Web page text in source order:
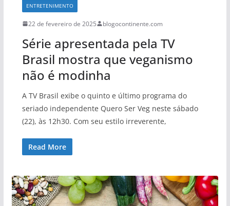
ENTRETENIMENTO
22 de fevereiro de 2025 blogocontinente.com
Série apresentada pela TV
Brasil mostra que veganismo
não é modinha
A TV Brasil exibe o quinto e último programa do
seriado independente Quero Ser Veg neste sábado
(22), às 12h30. Com seu estilo irreverente,
Read More